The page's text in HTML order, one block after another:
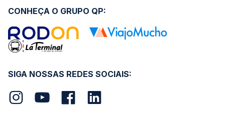
SIGA NOSSAS REDES SOCIAIS:
CONHEÇA O GRUPO QP: